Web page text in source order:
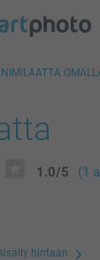
NIMILAATTA
1.0/5 (1
hintaan